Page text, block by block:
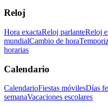
Reloj
Hora exactaReloj parlanteReloj
mundialCambio de hora
horarias
Calendario
CalendarioFiestas móvilesDías
semanaVacaciones escolares